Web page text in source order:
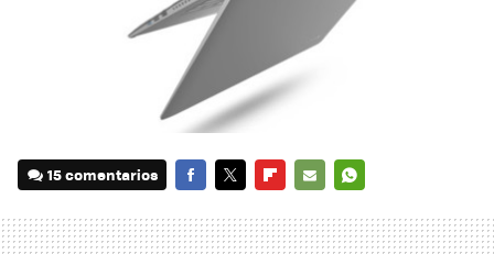
15 comentarios
MAIL